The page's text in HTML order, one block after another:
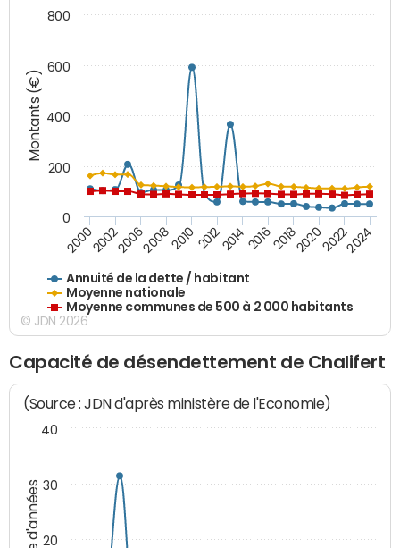
Montants (€)
Annuité de la dette / habitant
Moyenne nationale
Moyenne communes de 500 à 2 000 habitants
20002002200620082010 2012201420162018202020222024
0
200
400
600
800
© JDN 2026
Capacité de désendettement de Chalifert
(Source : JDN d'après ministère de l'Economie)
20
30
40